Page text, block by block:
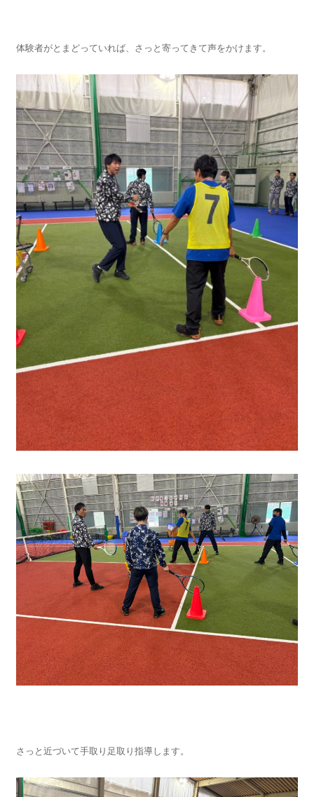
体験者がとまどっていれば、さっと寄ってきて声をかけます。
さっと近づいて手取り足取り指導します。